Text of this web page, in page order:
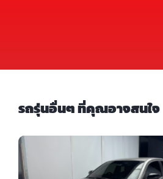
รถรุ่นอื่นๆ ที่คุณอาจสนใจ